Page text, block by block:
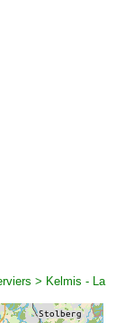
> Kelmis - La